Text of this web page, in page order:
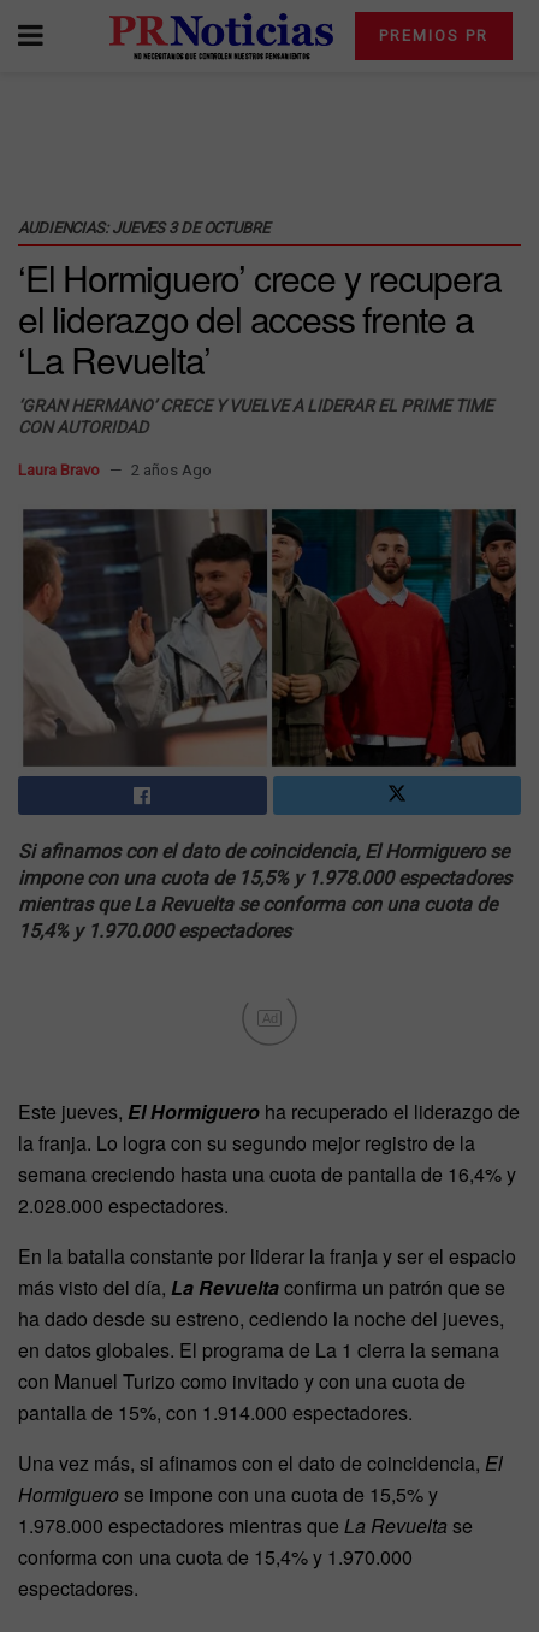
PREMIOS PR
AUDIENCIAS: JUEVES 3 DE OCTUBRE
‘El Hormiguero’ crece y recupera
el liderazgo del access frente a
‘La Revuelta’
‘GRAN HERMANO’ CRECE Y VUELVE A LIDERAR EL PRIME TIME
CON AUTORIDAD
Laura Bravo 2 años Ago
Si afinamos con el dato de coincidencia, El Hormiguero se
impone con una cuota de 15,5% y 1.978.000 espectadores
mientras que La Revuelta se conforma con una cuota de
15,4% y 1.970.000 espectadores
Ad
Este jueves, El Hormiguero ha recuperado el liderazgo de
la franja. Lo logra con su segundo mejor registro de la
semana creciendo hasta una cuota de pantalla de 16,4% y
2.028.000 espectadores.
En la batalla constante por liderar la franja y ser el espacio
más visto del día, La Revueltaconfirma un patrón que se
ha dado desde su estreno, cediendo la noche del jueves,
en datos globales. El programa de La 1 cierra la semana
con Manuel Turizo como invitado y con una cuota de
pantalla de 15%, con 1.914.000 espectadores.
Una vez más, si afinamos con el dato de coincidencia, El
Hormiguerose impone con una cuota de 15,5% y
1.978.000 espectadores mientras que La Revuelta se
conforma con una cuota de 15,4% y 1.970.000
espectadores.